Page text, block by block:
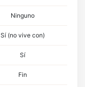
Ninguno
Sí (no vive con)
Sí
Fin